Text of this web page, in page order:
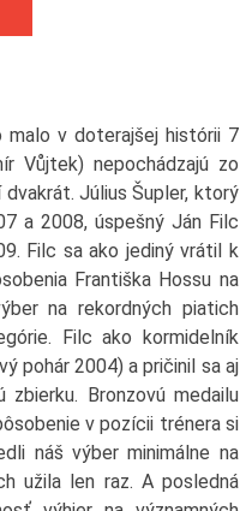
malo v doterajšej histórii 7
Vůjtek) nepochádzajú zo
Július Šupler, ktorý
a 2008, úspešný Ján Filc
Filc sa ako jediný vrátil k
Františka Hossu na
na rekordných piatich
Filc ako kormidelník
pohár 2004) a pričinil sa aj
Bronzovú medailu
v pozícii trénera si
náš výber minimálne na
užila len raz. A posledná